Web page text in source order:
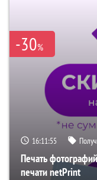
-30%
16:11:54
Печать
печати netPrint